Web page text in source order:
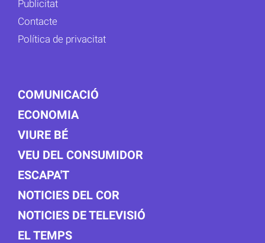
Publicitat
Contacte
Política de privacitat
COMUNICACIÓ
ECONOMIA
VIURE BÉ
VEU DEL CONSUMIDOR
ESCAPA'T
NOTICIES DEL COR
NOTICIES DE TELEVISIÓ
EL TEMPS